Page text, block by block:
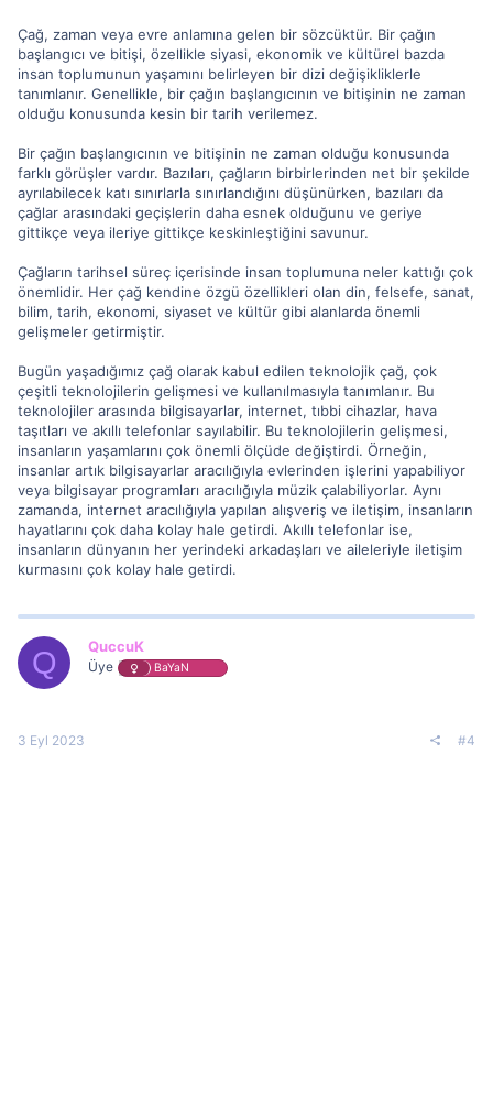
Çağ, zaman veya evre anlamına gelen bir sözcüktür. Bir çağın
başlangıcı ve bitişi, özellikle siyasi, ekonomik ve kültürel bazda
insan toplumunun yaşamını belirleyen bir dizi değişikliklerle
tanımlanır. Genellikle, bir çağın başlangıcının ve bitişinin ne zaman
olduğu konusunda kesin bir tarih verilemez.
Bir çağın başlangıcının ve bitişinin ne zaman olduğu konusunda
farklı görüşler vardır. Bazıları, çağların birbirlerinden net bir şekilde
ayrılabilecek katı sınırlarla sınırlandığını düşünürken, bazıları da
çağlar arasındaki geçişlerin daha esnek olduğunu ve geriye
gittikçe veya ileriye gittikçe keskinleştiğini savunur.
Çağların tarihsel süreç içerisinde insan toplumuna neler kattığı çok
önemlidir. Her çağ kendine özgü özellikleri olan din, felsefe, sanat,
bilim, tarih, ekonomi, siyaset ve kültür gibi alanlarda önemli
gelişmeler getirmiştir.
Bugün yaşadığımız çağ olarak kabul edilen teknolojik çağ, çok
çeşitli teknolojilerin gelişmesi ve kullanılmasıyla tanımlanır. Bu
teknolojiler arasında bilgisayarlar, internet, tıbbi cihazlar, hava
taşıtları ve akıllı telefonlar sayılabilir. Bu teknolojilerin gelişmesi,
insanların yaşamlarını çok önemli ölçüde değiştirdi. Örneğin,
insanlar artık bilgisayarlar aracılığıyla evlerinden işlerini yapabiliyor
veya bilgisayar programları aracılığıyla müzik çalabiliyorlar. Aynı
zamanda, internet aracılığıyla yapılan alışveriş ve iletişim, insanların
hayatlarını çok daha kolay hale getirdi. Akıllı telefonlar ise,
insanların dünyanın her yerindeki arkadaşları ve aileleriyle iletişim
kurmasını çok kolay hale getirdi.
Q QuccuK
Üye BaYaN
3 Eyl 2023 #4